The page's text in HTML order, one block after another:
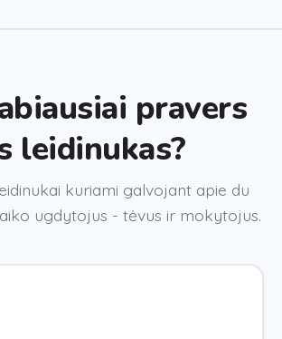
pravers
leidinukas?
kuriami galvojant apie du
ugdytojus - tėvus ir mokytojus.